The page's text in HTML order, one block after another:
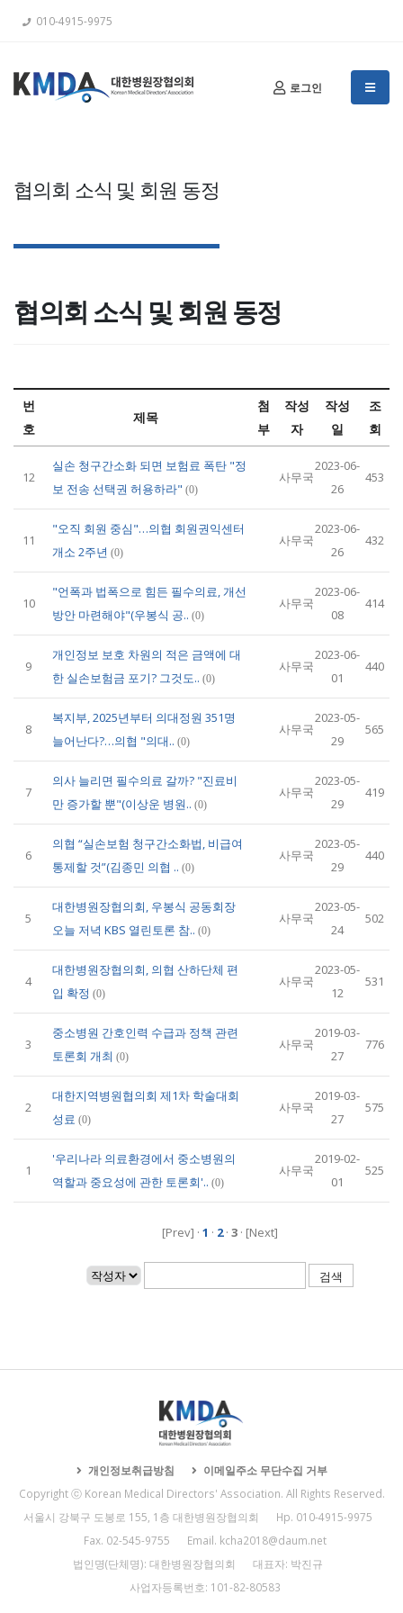
010-4915-9975
로그인
협의회 소식 및 회원 동정
협의회 소식 및 회원 동정
번
호
제목
첨
부
작성
자
작성
일
조
회
12
실손 청구간소화 되면 보험료 폭탄 "정
보 전송 선택권 허용하라" (0)
사무국
2023-06-
26
453
11
"오직 회원 중심"…의협 회원권익센터
개소 2주년 (0)
사무국
2023-06-
26
432
10
"언폭과 법폭으로 힘든 필수의료, 개선
방안 마련해야"(우봉식 공.. (0)
사무국
2023-06-
08
414
9
개인정보 보호 차원의 적은 금액에 대
한 실손보험금 포기? 그것도.. (0)
사무국
2023-06-
01
440
8
복지부, 2025년부터 의대정원 351명
늘어난다?…의협 "의대.. (0)
사무국
2023-05-
29
565
7
의사 늘리면 필수의료 갈까? "진료비
만 증가할 뿐"(이상운 병원.. (0)
사무국
2023-05-
29
419
6
의협 “실손보험 청구간소화법, 비급여
통제할 것”(김종민 의협 .. (0)
사무국
2023-05-
29
440
5
대한병원장협의회, 우봉식 공동회장
오늘 저녁 KBS 열린토론 참.. (0)
사무국
2023-05-
24
502
4
대한병원장협의회, 의협 산하단체 편
입 확정 (0)
사무국
2023-05-
12
531
3
중소병원 간호인력 수급과 정책 관련
토론회 개최 (0)
사무국
2019-03-
27
776
2
대한지역병원협의회 제1차 학술대회
성료 (0)
사무국
2019-03-
27
575
1
'우리나라 의료환경에서 중소병원의
역할과 중요성에 관한 토론회'.. (0)
사무국
2019-02-
01
525
[Prev] · 1 · 2· 3· [Next]
개인정보취급방침
이메일주소 무단수집 거부
Copyright ⓒ Korean Medical Directors' Association. All Rights Reserved.
서울시 강북구 도봉로 155, 1층 대한병원장협의회
Hp. 010-4915-9975
Fax. 02-545-9755
Email. kcha2018@daum.net
법인명(단체명): 대한병원장협의회
대표자: 박진규
사업자등록번호: 101-82-80583